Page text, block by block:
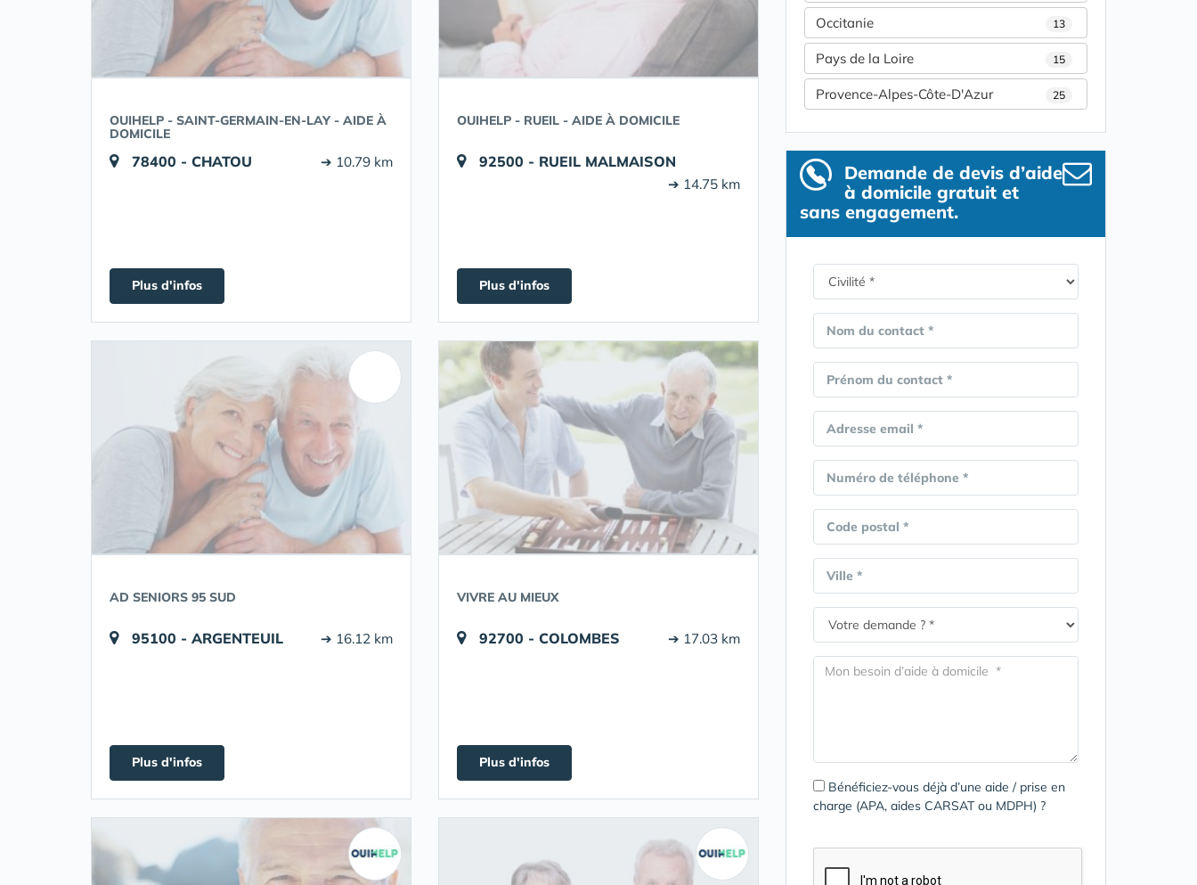
OUIHELP - SAINT-GERMAIN-EN-LAY - AIDE À
DOMICILE
78400 - CHATOU ➔ 10.79 km
Plus d'infos
OUIHELP - RUEIL - AIDE À DOMICILE
92500 - RUEIL MALMAISON
➔ 14.75 km
Plus d'infos
AD SENIORS 95 SUD
95100 - ARGENTEUIL ➔ 16.12 km
Plus d'infos
VIVRE AU MIEUX
92700 - COLOMBES ➔ 17.03 km
Plus d'infos
Occitanie 13
Pays de la Loire 15
Provence-Alpes-Côte-D'Azur 25
Demande de devis d’aide
à domicile gratuit et
sans engagement.
Nom du contact *
Prénom du contact *
Adresse email *
Numéro de téléphone *
Code postal *
Ville *
Bénéficiez-vous déjà d’une aide / prise en
charge (APA, aides CARSAT ou MDPH) ?